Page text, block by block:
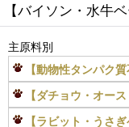
【バイソン・水牛
主原料別
【動物性タンパク質
【ダチョウ・オー
【ラビット・うさぎ